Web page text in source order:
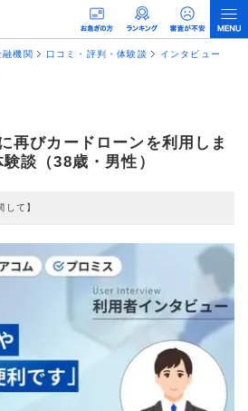
融機関 口コミ・評判・体験談
インタビュー
再びカードローンを利用しま
談（38歳・男性）
して】
介報酬が支払われるという収益モデルです。 た
するものではなく、当編集部の調査／ユーザー
公平性を担保した情報提供を行っています。